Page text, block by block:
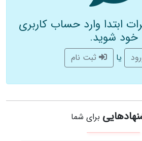
ابتدا وارد حساب کاربری
خود شوید.
یا
برای شما